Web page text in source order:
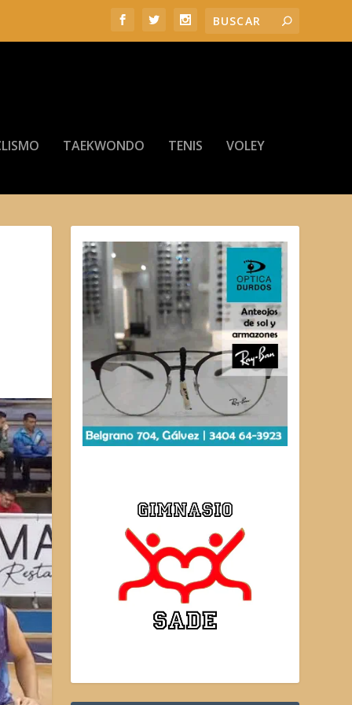
TAEKWONDO TENIS VOLEY